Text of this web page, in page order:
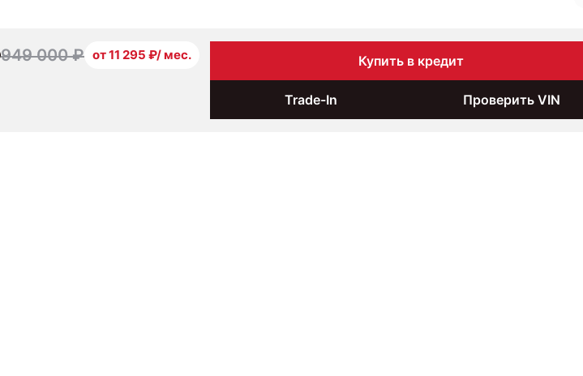
949 000 ₽ от 11 295 ₽/ мес. Купить в кредит
Trade-In Проверить VIN